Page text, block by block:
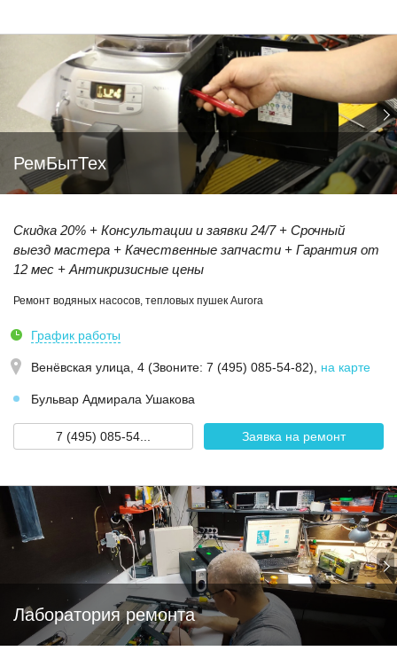
РемБытТех
Скидка 20% + Консультации и заявки 24/7 + Срочный
выезд мастера + Качественные запчасти + Гарантия от
12 мес + Антикризисные цены
Ремонт водяных насосов, тепловых пушек Aurora
График работы
Венёвская улица, 4 (Звoнитe: 7 (495) 085-54-82) на карте
Бульвар Адмирала Ушакова
7 (495) 085-54... Заявка на ремонт
Лаборатория ремонта